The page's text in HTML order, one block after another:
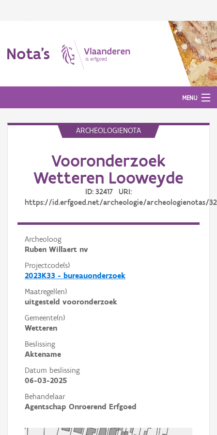
Nota's
MENU
ARCHEOLOGIENOTA
Vooronderzoek
Wetteren Looweyde
ID: 32417 URI:
https://id.erfgoed.net/archeologie/archeologienotas/
Archeoloog
Ruben Willaert nv
Projectcode(s)
2023K33 - bureauonderzoek
Maatregel(en)
uitgesteld vooronderzoek
Gemeente(n)
Wetteren
Beslissing
Aktename
Datum beslissing
06-03-2025
Behandelaar
Agentschap Onroerend Erfgoed